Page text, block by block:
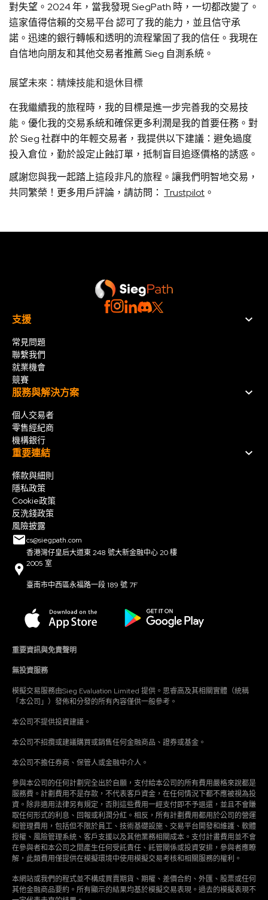
對失望。2024 年，當我發現 SiegPath 時，一切都改變了。
這家值得信賴的交易平台 認可了我的能力，並且信守承
諾。迅速的銀行轉帳和透明的流程鞏固了我的信任。我現在
自信地向朋友和其他交易者推薦 Sieg 自測系統。
展望未來：精煉技能和退休目標
在我繼續我的旅程時，我的目標是進一步完善我的交易技
能。優化我的交易系統和確保更多利潤是我的首要任務。對
於 Sieg 社群中的年輕交易者，我提供以下建議：避免過度
投入倉位，勤於設定止蝕訂單，抵制盲目追逐價格的誘惑。
感謝您與我一起踏上這段非凡的旅程。讓我們明智地交易，
共同繁榮！更多用戶評論，請訪問： Trustpilot 。
支援
常見問題
聯繫我們
就業機會
競賽
服務與解決方案
個人交易者
零售經紀商
機構銀行
重要連結
條款與細則
隱私政策
Cookie政策
反洗錢政策
風險披露
cs@siegpath.com
香港灣仔皇后大道東 248 號大新金融中心 20 樓
2005 室
臺南市中西區永福路一段 189 號 7F
重要資訊與免責聲明
無投資服務
模擬交易服務由Sieg Evaluation Limited 提供。思睿高及其相關實體（統稱
「本公司」）發佈和分發的所有內容僅供一般參考。
本公司不提供投資建議。
本公司不招攬或建議購買或銷售任何金融商品、證券或基金。
本公司不擔任券商、保管人或金融中介人。
參與本公司的任何計劃完全出於自願，支付給本公司的所有費用嚴格來說都是
服務費。計劃費用不是存款，不代表客戶資金，在任何情況下都不應被視為投
資。除非適用法律另有規定，否則這些費用一經支付即不予退還，並且不會賺
取任何形式的利息、回報或利潤分紅。相反，所有計劃費用都用於公司的營運
和管理費用，包括但不限於員工、技術基礎設施、交易平台開發和維護、軟體
授權、風險管理系統、客戶支援以及其他業務相關成本。支付計畫費用並不會
在參與者和本公司之間產生任何受託責任、託管關係或投資安排，參與者應瞭
解，此類費用僅提供在模擬環境中使用模擬交易考核和相關服務的權利。
本網站或我們的程式並不構成買賣期貨、期權、差價合約、外匯、股票或任何
其他金融商品要約。所有顯示的結果均基於模擬交易表現。過去的模擬表現不